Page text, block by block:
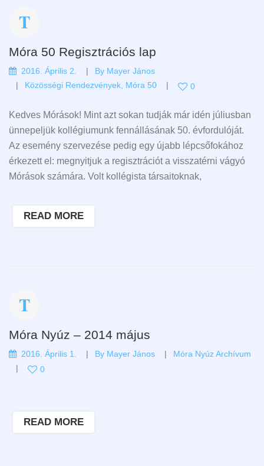
Móra 50 Regisztrációs lap
2016. Április 2. By Mayer János
Közösségi Rendezvények Móra 50 0
Kedves Mórások! Mint azt sokan tudják már idén júliusban
ünnepeljük kollégiumunk fennállásának 50. évfordulóját.
Az esemény szervezése pedig egy újabb lépcsőfokához
érkezett el: megnyitjuk a regisztrációt a visszatérni vágyó
Mórások számára. Volt kollégista társaitoknak,
READ MORE
Móra Nyúz – 2014 május
2016. Április 1. By Mayer János
Móra Nyúz Archívum
0
READ MORE